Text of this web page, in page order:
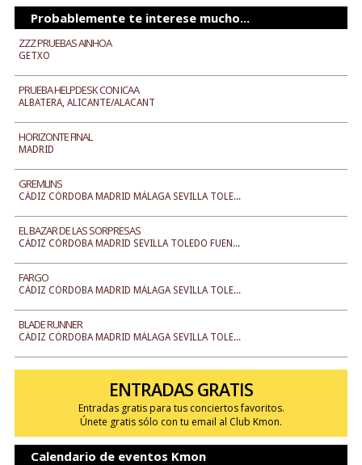
Probablemente te interese mucho...
ZZZ PRUEBAS AINHOA
GETXO
PRUEBA HELPDESK CON ICAA
ALBATERA, ALICANTE/ALACANT
HORIZONTE FINAL
MADRID
GREMLINS
CÁDIZ CÓRDOBA MADRID MÁLAGA SEVILLA TOLE...
EL BAZAR DE LAS SORPRESAS
CÁDIZ CÓRDOBA MADRID SEVILLA TOLEDO FUEN...
FARGO
CÁDIZ CÓRDOBA MADRID MÁLAGA SEVILLA TOLE...
BLADE RUNNER
CÁDIZ CÓRDOBA MADRID MÁLAGA SEVILLA TOLE...
ENTRADAS GRATIS
Entradas gratis para tus conciertos favoritos.
Únete gratis sólo con tu email al Club Kmon.
Calendario de eventos Kmon